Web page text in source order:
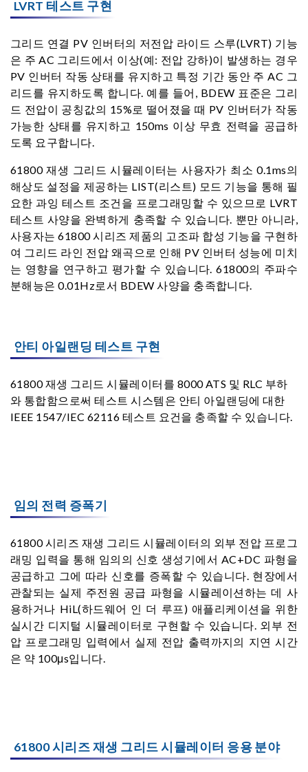
LVRT 테스트 구현
그리드 연결 PV 인버터의 저전압 라이드 스루(LVRT) 기능
은 주 AC 그리드에서 이상(예: 전압 강하)이 발생하는 경우
PV 인버터 작동 상태를 유지하고 특정 기간 동안 주 AC 그
리드를 유지하도록 합니다. 예를 들어, BDEW 표준은 그리
드 전압이 공칭값의 15%로 떨어졌을 때 PV 인버터가 작동
가능한 상태를 유지하고 150ms 이상 무효 전력을 공급하
도록 요구합니다.
61800 재생 그리드 시뮬레이터는 사용자가 최소 0.1ms의
해상도 설정을 제공하는 LIST(리스트) 모드 기능을 통해 필
요한 과잉 테스트 조건을 프로그래밍할 수 있으므로 LVRT
테스트 사양을 완벽하게 충족할 수 있습니다. 뿐만 아니라,
사용자는 61800 시리즈 제품의 고조파 합성 기능을 구현하
여 그리드 라인 전압 왜곡으로 인해 PV 인버터 성능에 미치
는 영향을 연구하고 평가할 수 있습니다. 61800의 주파수
분해능은 0.01Hz로서 BDEW 사양을 충족합니다.
안티 아일랜딩 테스트 구현
61800 재생 그리드 시뮬레이터를 8000 ATS 및 RLC 부하
와 통합함으로써 테스트 시스템은 안티 아일랜딩에 대한
IEEE 1547/IEC 62116 테스트 요건을 충족할 수 있습니다.
임의 전력 증폭기
61800 시리즈 재생 그리드 시뮬레이터의 외부 전압 프로그
래밍 입력을 통해 임의의 신호 생성기에서 AC+DC 파형을
공급하고 그에 따라 신호를 증폭할 수 있습니다. 현장에서
관찰되는 실제 주전원 공급 파형을 시뮬레이션하는 데 사
용하거나 HiL(하드웨어 인 더 루프) 애플리케이션을 위한
실시간 디지털 시뮬레이터로 구현할 수 있습니다. 외부 전
압 프로그래밍 입력에서 실제 전압 출력까지의 지연 시간
은 약 100μs입니다.
61800 시리즈 재생 그리드 시뮬레이터 응용 분야